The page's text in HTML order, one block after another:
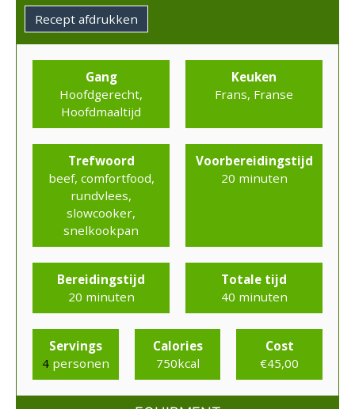
Recept afdrukken
Gang
Hoofdgerecht,
Hoofdmaaltijd
Keuken
Frans, Franse
Trefwoord
beef, comfortfood,
rundvlees,
slowcooker,
snelkookpan
Voorbereidingstijd
20 minuten
Bereidingstijd
20 minuten
Totale tijd
40 minuten
Servings
4 personen
Calories
750kcal
Cost
€45,00